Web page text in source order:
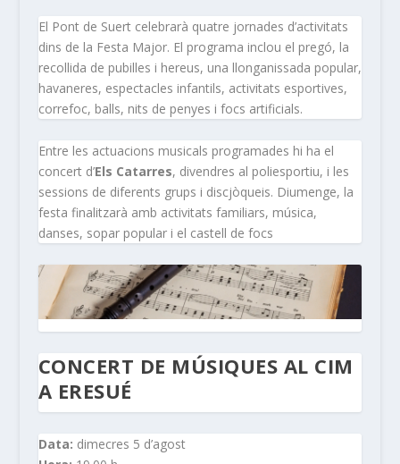
El Pont de Suert celebrarà quatre jornades d’activitats
dins de la Festa Major. El programa inclou el pregó, la
recollida de pubilles i hereus, una llonganissada popular,
havaneres, espectacles infantils, activitats esportives,
correfoc, balls, nits de penyes i focs artificials.
Entre les actuacions musicals programades hi ha el
concert d’Els Catarres, divendres al poliesportiu, i les
sessions de diferents grups i discjòqueis. Diumenge, la
festa finalitzarà amb activitats familiars, música,
danses, sopar popular i el castell de focs
CONCERT DE MÚSIQUES AL CIM
A ERESUÉ
Data: dimecres 5 d’agost